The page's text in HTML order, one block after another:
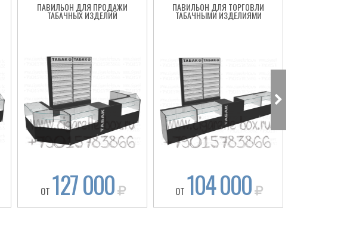
ПАВИЛЬОН ДЛЯ ПРОДАЖИ
ТАБАЧНЫХ ИЗДЕЛИЙ
ОТ 127 000
ПАВИЛЬОН ДЛЯ ТОРГОВЛИ
ТАБАЧНЫМИ ИЗДЕЛИЯМИ
ОТ 104 000